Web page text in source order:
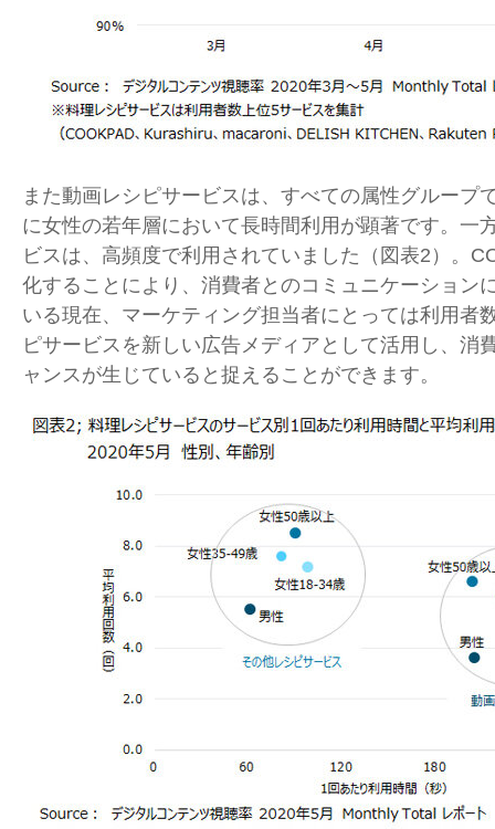
また動画レシピサービスは、すべての属性グループ
に女性の若年層において長時間利用が顕著です。一
ビスは、高頻度で利用されていました（図表2）。
化することにより、消費者とのコミュニケーション
いる現在、マーケティング担当者にとっては利用者
ピサービスを新しい広告メディアとして活用し、消
ャンスが生じていると捉えることができます。